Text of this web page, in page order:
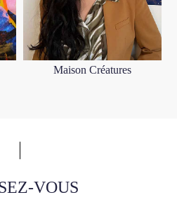
Maison Créatures
VOUS